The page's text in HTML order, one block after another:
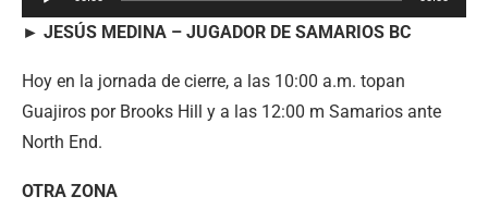
de
► JESÚS MEDINA – JUGADOR DE SAMARIOS BC
Hoy en la jornada de cierre, a las 10:00 a.m. topan
Guajiros por Brooks Hill y a las 12:00 m Samarios ante
North End.
OTRA ZONA